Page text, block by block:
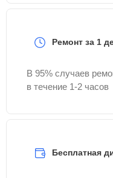
Ремонт за 1
В 95% случаев
в течение 1-2 часов
Бесплатная